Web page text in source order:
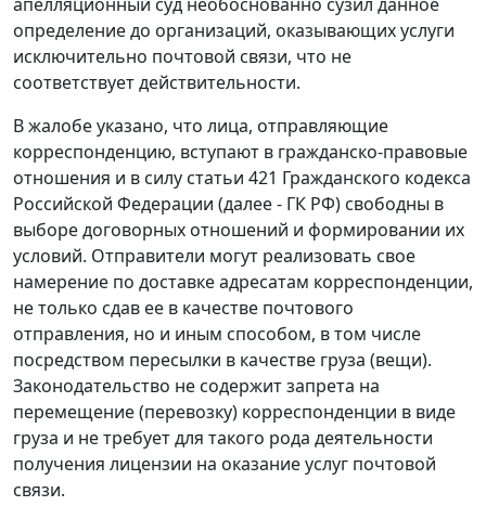
определение до организаций, оказывающих услуги
исключительно почтовой связи, что не
соответствует действительности.
В жалобе указано, что лица, отправляющие
корреспонденцию, вступают в гражданско-правовые
отношения и в силу статьи 421 Гражданского кодекса
Российской Федерации (далее - ГК РФ) свободны в
выборе договорных отношений и формировании их
условий. Отправители могут реализовать свое
намерение по доставке адресатам корреспонденции,
не только сдав ее в качестве почтового
отправления, но и иным способом, в том числе
посредством пересылки в качестве груза (вещи).
Законодательство не содержит запрета на
перемещение (перевозку) корреспонденции в виде
груза и не требует для такого рода деятельности
получения лицензии на оказание услуг почтовой
связи.